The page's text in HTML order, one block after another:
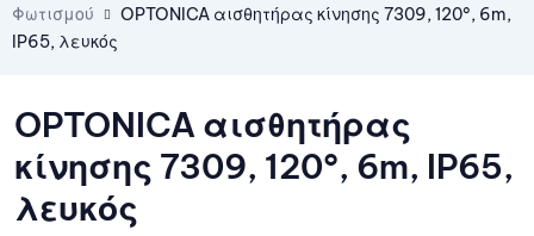
Φωτισμού
OPTONICA αισθητήρας κίνησης 7309, 120°, 6m,
IP65, λευκός
OPTONICA αισθητήρας
κίνησης 7309, 120°, 6m, IP65,
λευκός